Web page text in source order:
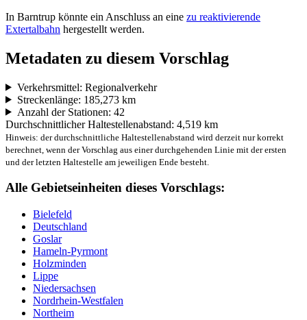
In Barntrup könnte ein Anschluss an eine zu reaktivierende
Extertalbahn hergestellt werden.
Metadaten zu diesem Vorschlag
Verkehrsmittel: Regionalverkehr
Streckenlänge: 185,273 km
Anzahl der Stationen: 42
Durchschnittlicher Haltestellenabstand: 4,519 km
Hinweis: der durchschnittliche Haltestellenabstand wird derzeit nur korrekt
berechnet, wenn der Vorschlag aus einer durchgehenden Linie mit der ersten
und der letzten Haltestelle am jeweiligen Ende besteht.
Alle Gebietseinheiten dieses Vorschlags:
Bielefeld
Deutschland
Goslar
Hameln-Pyrmont
Holzminden
Lippe
Niedersachsen
Nordrhein-Westfalen
Northeim